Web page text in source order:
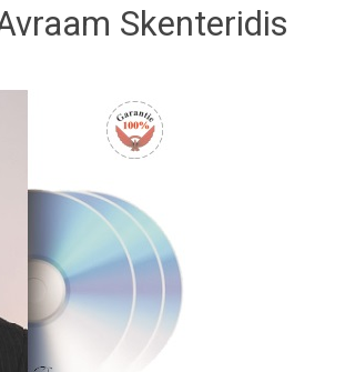
Skenteridis